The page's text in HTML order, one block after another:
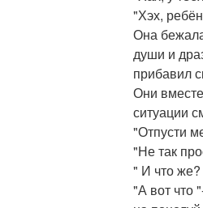
"Хэх,
Она
души и
прибавил
Они
ситуации
"Отпусти
"Не так
" И что
"А вот что